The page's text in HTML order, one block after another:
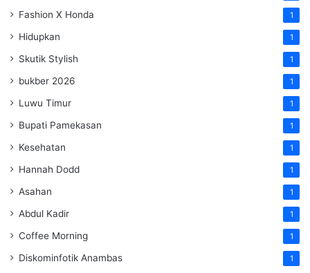
Fashion X Honda 1
Hidupkan 1
Skutik Stylish 1
bukber 2026 1
Luwu Timur 1
Bupati Pamekasan 1
Kesehatan 1
Hannah Dodd 1
Asahan 1
Abdul Kadir 1
Coffee Morning 1
Diskominfotik Anambas 1